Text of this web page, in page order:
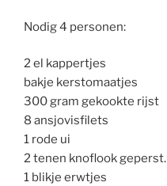
Nodig 4 personen:
2 el kappertjes
bakje kerstomaatjes
300 gram gekookte rijst
8 ansjovisfilets
1 rode ui
2 tenen knoflook geperst.
1 blikje erwtjes